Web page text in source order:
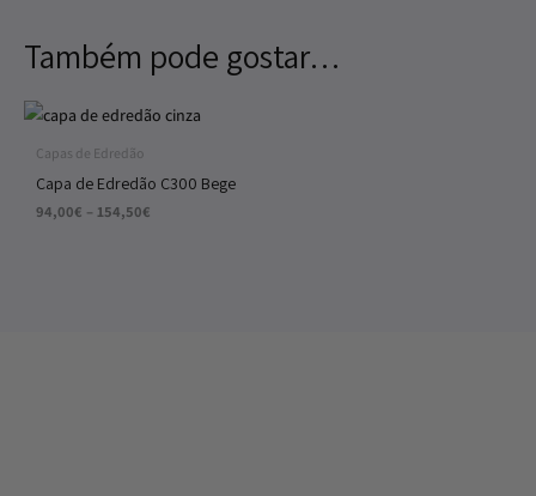
Também pode gostar…
Capas de Edredão
Capa de Edredão C300 Bege
94,00€ – 154,50€
Price
range:
154,50€